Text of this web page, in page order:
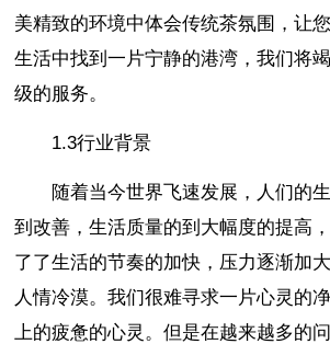
美精致的环境中体会传统茶氛围，让
生活中找到一片宁静的港湾，我们将
级的服务。
1.3行业背景
随着当今世界飞速发展，人们的
到改善，生活质量的到大幅度的提高
了了生活的节奏的加快，压力逐渐加
人情冷漠。我们很难寻求一片心灵的
上的疲惫的心灵。但是在越来越多的